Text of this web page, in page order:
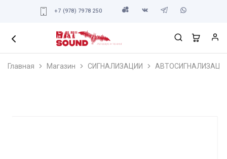
+7 (978) 7978 250
Главная Магазин СИГНАЛИЗАЦИИ